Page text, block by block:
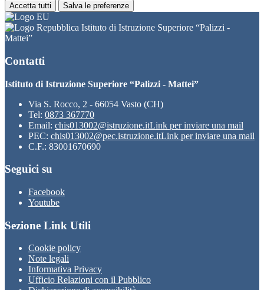
Accetta tutti Salva le preferenze
Istituto di Istruzione Superiore “Palizzi -
Mattei”
Contatti
Istituto di Istruzione Superiore “Palizzi - Mattei”
Via S. Rocco, 2 - 66054 Vasto (CH)
Tel: 0873 367770
Email: chis013002@istruzione.itLink per inviare una mail
PEC: chis013002@pec.istruzione.itLink per inviare una mail
C.F.: 83001670690
Seguici su
Facebook
Youtube
Sezione Link Utili
Cookie policy
Note legali
Informativa Privacy
Ufficio Relazioni con il Pubblico